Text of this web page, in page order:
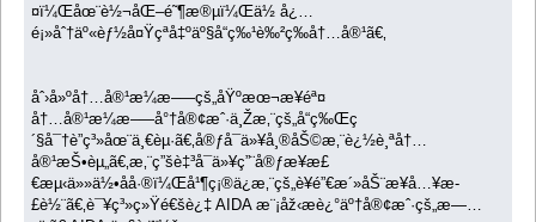
¤ï¼Œåœ¨è½¬åŒ–é˜¶æ®µï¼Œä½ å¿…
é¡»åˆ†äº«èƒ½å¤Ÿçªå‡ºäº§å“ç‰¹è‰²ç­‰å†…å®¹ã€‚
åˆ›å»ºå†…å®¹æ¼æ–—çš„åŸºæœ¬æ­¥éª¤
å†…å®¹æ¼æ–—å°†å®¢æˆ·ä¸Žæ‚¨çš„å“ç‰Œç
´§å¯†è”ç³»åœ¨ä¸€èµ·ã€‚å®ƒå¯ä»¥å¸®åŠ©æ‚¨è¿½è¸ªå†…
å®¹æŠ•èµ„ã€‚æ‚¨ç”šè‡³å¯ä»¥ç”¨å®ƒæ¥æ£
€æµ‹ä»»ä½•åå·®ï¼Œå¹¶ç¡®ä¿æ‚¨çš„è¥é”€æ´»åŠ¨æ­¥å…¥æ­
£è½¨ã€‚è¯¥ç³»ç»Ÿé€šè¿‡ AIDA æ¨¡åž‹æè¿°äº†å®¢æˆ·çš„æ—…